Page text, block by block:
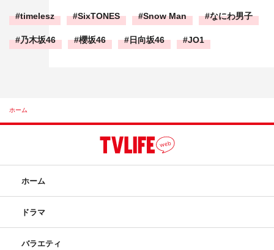
timelesz SixTONES Snow Man なにわ男子
乃木坂46 櫻坂46 日向坂46 JO1
ホーム
ホーム
ドラマ
バラエティ